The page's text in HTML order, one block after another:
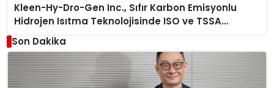
Kleen-Hy-Dro-Gen Inc., Sıfır Karbon Emisyonlu
Hidrojen Isıtma Teknolojisinde ISO ve TSSA
Düzenleyici Onaylarını Aldı
Son Dakika